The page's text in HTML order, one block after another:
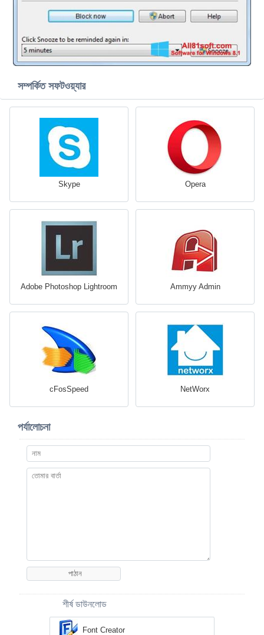
সম্পর্কিত সফটওয়্যার
Skype Opera
Adobe Photoshop Lightroom Ammyy Admin
cFosSpeed NetWorx
পর্যালোচনা
শীর্ষ ডাউনলোড
Font Creator